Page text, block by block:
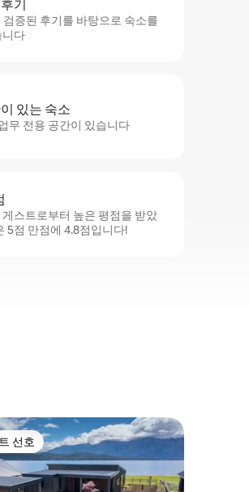
기
증된 후기를 바탕으로 숙소를
니다
있는 숙소
무 전용 공간이 있습니다
스트로부터 높은 평점을 받았
5점 만점에 4.8점입니다!
트 선호
선호